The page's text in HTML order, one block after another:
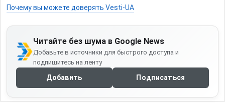
Почему вы можете доверять Vesti-UA
Читайте без шума в Google News
Добавьте в источники для быстрого доступа и
подпишитесь на ленту
Добавить Подписаться